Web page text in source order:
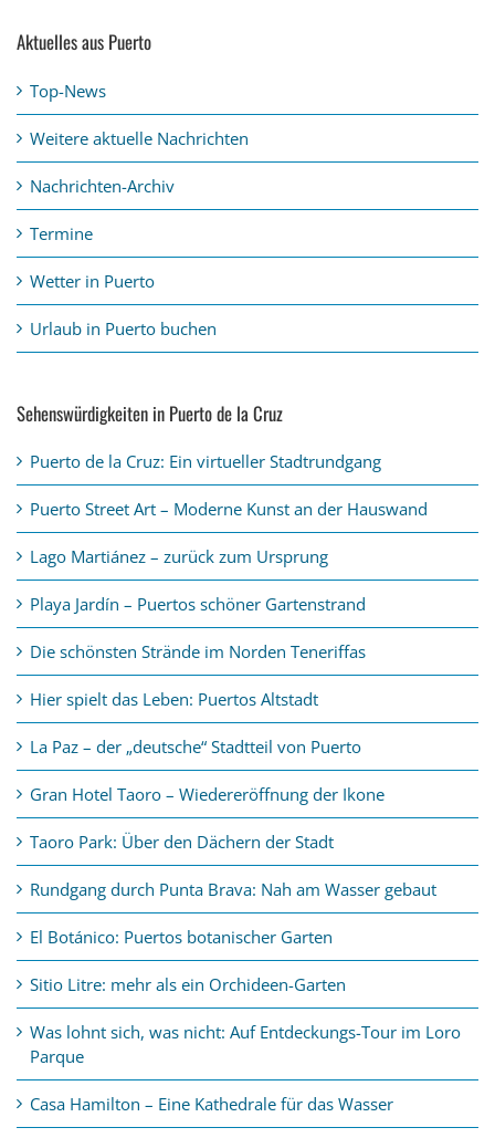
Aktuelles aus Puerto
Top-News
Weitere aktuelle Nachrichten
Nachrichten-Archiv
Termine
Wetter in Puerto
Urlaub in Puerto buchen
Sehenswürdigkeiten in Puerto de la Cruz
Puerto de la Cruz: Ein virtueller Stadtrundgang
Puerto Street Art – Moderne Kunst an der Hauswand
Lago Martiánez – zurück zum Ursprung
Playa Jardín – Puertos schöner Gartenstrand
Die schönsten Strände im Norden Teneriffas
Hier spielt das Leben: Puertos Altstadt
La Paz – der „deutsche“ Stadtteil von Puerto
Gran Hotel Taoro – Wiedereröffnung der Ikone
Taoro Park: Über den Dächern der Stadt
Rundgang durch Punta Brava: Nah am Wasser gebaut
El Botánico: Puertos botanischer Garten
Sitio Litre: mehr als ein Orchideen-Garten
Was lohnt sich, was nicht: Auf Entdeckungs-Tour im Loro
Parque
Casa Hamilton – Eine Kathedrale für das Wasser